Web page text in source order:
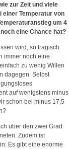
zur Zeit und viele
einer Temperatur von
um 4
eine Chance hat?
wird, so tragisch
immer noch eine
zu wenig Willen
dagegen. Selbst
auf wenigstens minus
schon bei minus 17,5
über den zwei Grad
Zudem ist
Es gibt eine enorme